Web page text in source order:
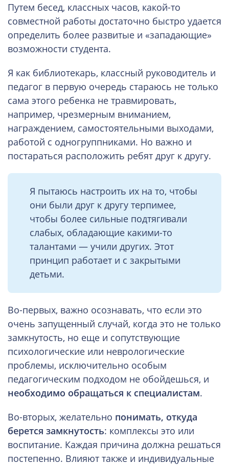
Путем бесед, классных часов, какой-то
совместной работы достаточно быстро удается
определить более развитые и «западающие»
возможности студента.
Я как библиотекарь, классный руководитель и
педагог в первую очередь стараюсь не только
сама этого ребенка не травмировать,
например, чрезмерным вниманием,
награждением, самостоятельными выходами,
работой с одногруппниками. Но важно и
постараться расположить ребят друг к другу.
Я пытаюсь настроить их на то, чтобы
они были друг к другу терпимее,
чтобы более сильные подтягивали
слабых, обладающие какими-то
талантами — учили других. Этот
принцип работает и с закрытыми
детьми.
Во-первых, важно осознавать, что если это
очень запущенный случай, когда это не только
замкнутость, но еще и сопутствующие
психологические или неврологические
проблемы, исключительно особым
педагогическим подходом не обойдешься, и
необходимо обращаться к специалистам.
Во-вторых, желательно понимать, откуда
берется замкнутость: комплексы это или
воспитание. Каждая причина должна решаться
постепенно. Влияют также и индивидуальные